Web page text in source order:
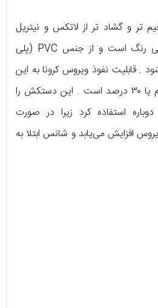
و گشاد تر از لاتکس و نیتریل
است . دستکش وینیل بی رنگ است و از جنس PVC (پلی
. قابلیت نفوذ ویروس کرونا به این
دستکش ، حدود یک سوم یا ٣٠ درصد است . این دستکش را
استفاده کرد زیرا در صورت
افزایش می‌یابد و شانس ابتلا به